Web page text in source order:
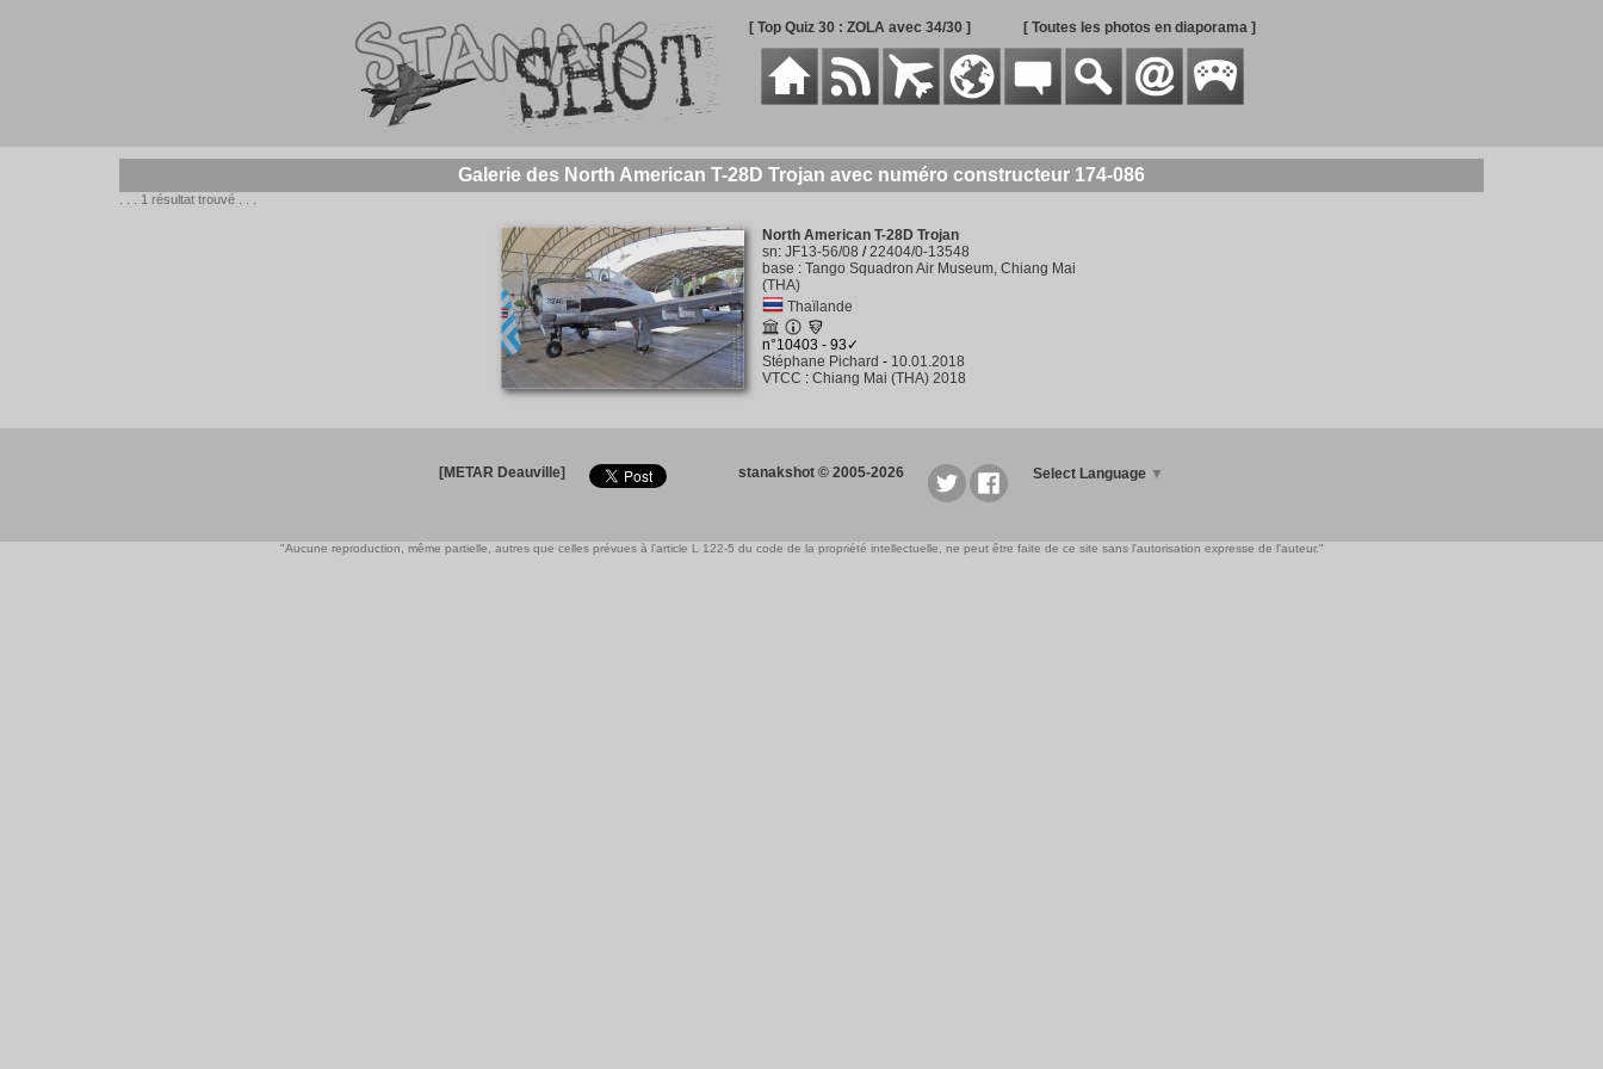
[ Top Quiz 30 : ZOLA avec 34/30 ] [ Toutes les photos en diaporama ]
Galerie des North American T-28D Trojan avec numéro constructeur 174-086
. . . 1 résultat trouvé . . .
North American T-28D Trojan
sn: JF13-56/08 /22404/0-13548
base : Tango Squadron Air Museum, Chiang Mai
(THA)
Thaïlande
n°10403 - 93✓
Stéphane Pichard - 10.01.2018
VTCC : Chiang Mai (THA) 2018
[METAR Deauville] stanakshot © 2005-2026 Select Language ▼
"Aucune reproduction, même partielle, autres que celles prévues à l'article L 122-5 du code de la propriété intellectuelle, ne peut être faite de ce site sans l'autorisation expresse de l'auteur."